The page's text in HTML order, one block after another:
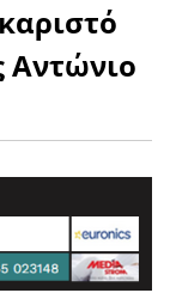
Αντώνιο